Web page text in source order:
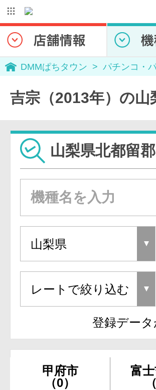
DMMぱちタウン パチンコ・
吉宗（2013年）の山
山梨県北都留
登録デー
甲府市
（0）
富